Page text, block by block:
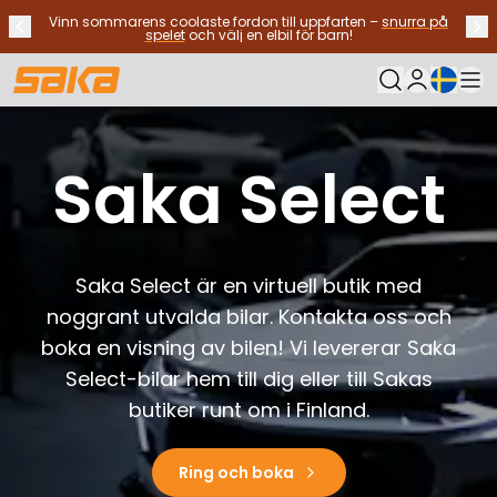
Tidigare meddelande
Vinn sommarens coolaste fordon till uppfarten –snurra på
speletoch välj en elbil för barn!
Stoppa meddelanden
✕
Min Saka
Nuvarande
Byt bilar
Bränsletyp
Alla bilar til salu
Elbilar
Hybridbilar
Dieselbilar
Gasdrivna bilar
Kontakta oss
Vanliga frågor
Fordonstyper
SUV:ar och crossovers
Premium bilar
Saka Select
Saka Select är en virtuell butik med
noggrant utvalda bilar. Kontakta oss och
boka en visning av bilen! Vi levererar Saka
Select-bilar hem till dig eller till Sakas
butiker runt om i Finland.
Ring och boka